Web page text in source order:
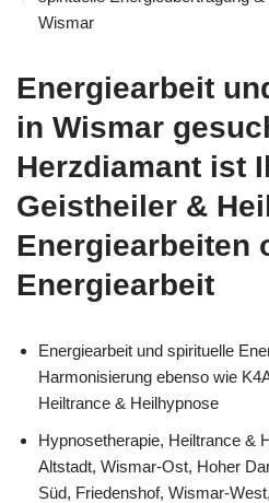
Wismar
Energiearbeit
in Wismar
Herzdiamant ist
Geistheiler &
Energiearbeiten
Energiearbeit
Energiearbeit und spirituelle
Harmonisierung ebenso wie
Heiltrance & Heilhypnose
Hypnosetherapie, Heiltrance &
Altstadt, Wismar-Ost, Hoher
Süd, Friedenshof, Wismar-